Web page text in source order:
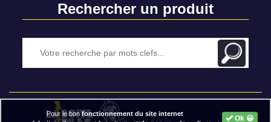
Rechercher un produit
Ok 😀
Pour le bonfonctionnement du site internet